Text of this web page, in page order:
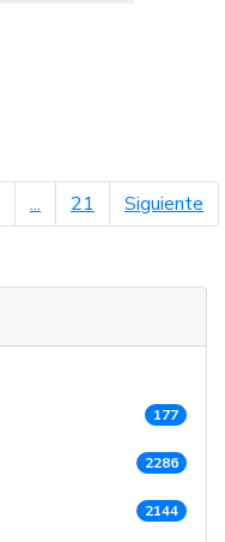
... 21 Siguiente
177
2286
2144